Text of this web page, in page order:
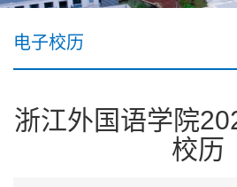
电子校历
浙江外国语学院
校历